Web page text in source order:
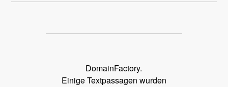
DomainFactory.
Einige Textpassagen wurden